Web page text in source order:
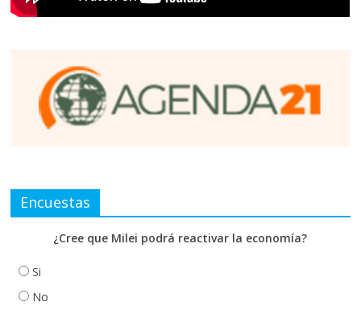
Encuestas
¿Cree que Milei podrá reactivar la economía?
Si
No